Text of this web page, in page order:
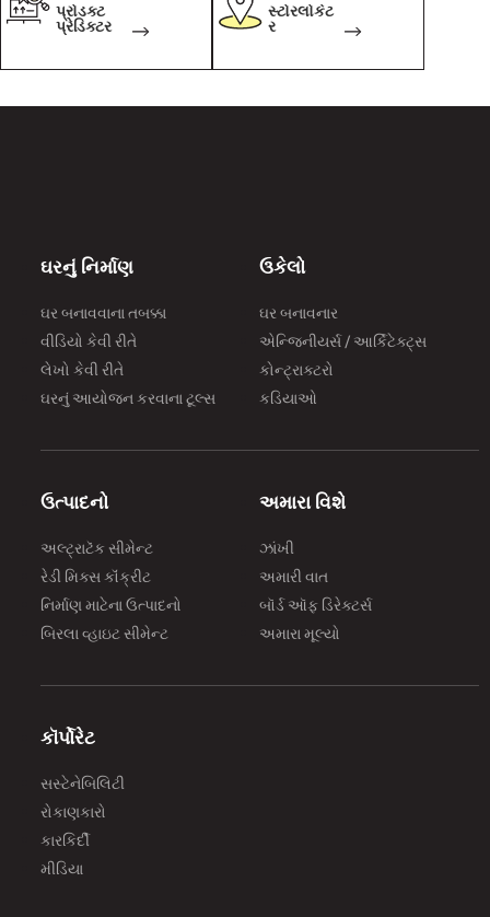
પ્રોડક્ટ
પ્રેડિક્ટર
સ્ટોરલોકેટ
ર
ઘરનું નિર્માણ
ઘર બનાવવાના તબક્કા
વીડિયો કેવી રીતે
લેખો કેવી રીતે
ઘરનું આયોજન કરવાના ટૂલ્સ
ઉકેલો
ઘર બનાવનાર
એન્જિનીયર્સ / આર્કિટેક્ટ્સ
કોન્ટ્રાક્ટરો
કડિયાઓ
ઉત્પાદનો
અલ્ટ્રાટૅક સીમેન્ટ
રેડી મિક્સ કૉંક્રીટ
નિર્માણ માટેના ઉત્પાદનો
બિરલા વ્હાઇટ સીમેન્ટ
અમારા વિશે
ઝાંખી
અમારી વાત
બૉર્ડ ઑફ ડિરેક્ટર્સ
અમારા મૂલ્યો
કૉર્પોરેટ
સસ્ટેનેબિલિટી
રોકાણકારો
કારકિર્દી
મીડિયા